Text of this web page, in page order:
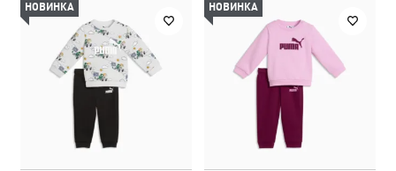
НОВИНКА НОВИНКА